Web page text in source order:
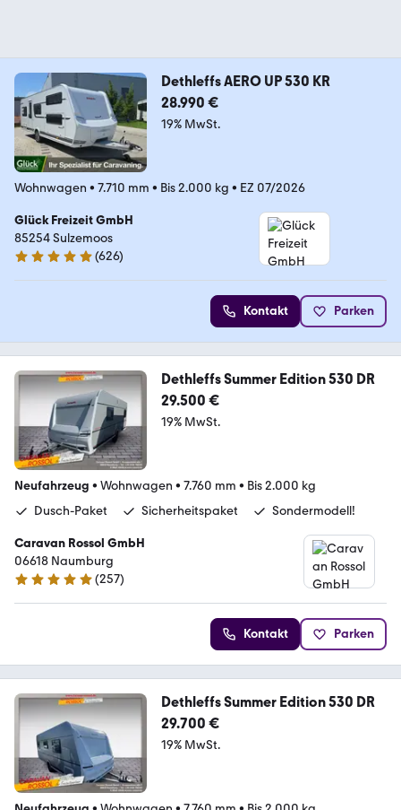
Dethleffs AERO UP 530 KR
28.990 €
19% MwSt.
Wohnwagen • 7.710 mm • Bis 2.000 kg • EZ 07/2026
Glück Freizeit GmbH
85254 Sulzemoos
4.9 Sterne
(626)
Kontakt Parken
Dethleffs Summer Edition 530 DR
29.500 €
19% MwSt.
Neufahrzeug • Wohnwagen • 7.760 mm • Bis 2.000 kg
Dusch-Paket
Sicherheitspaket Sondermodell!
Caravan Rossol GmbH
06618 Naumburg
4.8 Sterne
(257)
Kontakt Parken
Dethleffs Summer Edition 530 DR
29.700 €
19% MwSt.